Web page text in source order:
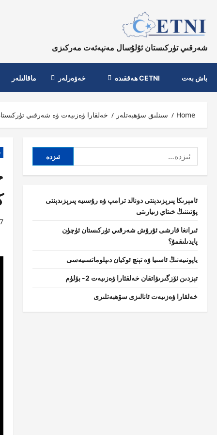
content
شەرقىي تۈركىستان ئۇلۇسال مەنپەئەت مەركىزى
باش بەت CETNI ھەققىدە خەۋەرلەر ماقالىلەر
Home سىنلىق سۆھبەتلەر خەلقارا ۋەزىيەت ۋە شەرقىي
7 ئاي ago (Last updated: 3 ئاي ago)
ئىزدە:
ئامېرىكا پىرېزىدېنتى دونالد ترامپ ۋە رۇسىيە پىرېزىدېنتى
پۇتىننىڭ خىتاي زىيارىتى
ئىرانغا قارشى ئۇرۇش شەرقىي تۈركىستان ئۈچۈن
پايدىلىقمۇ؟
ياپونىيەنىڭ ئاسىيا ۋە تېنچ ئوكيان دىپلوماتسىيەسى
تېزدىن ئۆزگىرىۋاتقان خەلقئارا ۋەزىيەت 2- بۆلۈم
خەلقارا ۋەزىيەت ئانالىزى سۆھبەتلىرى